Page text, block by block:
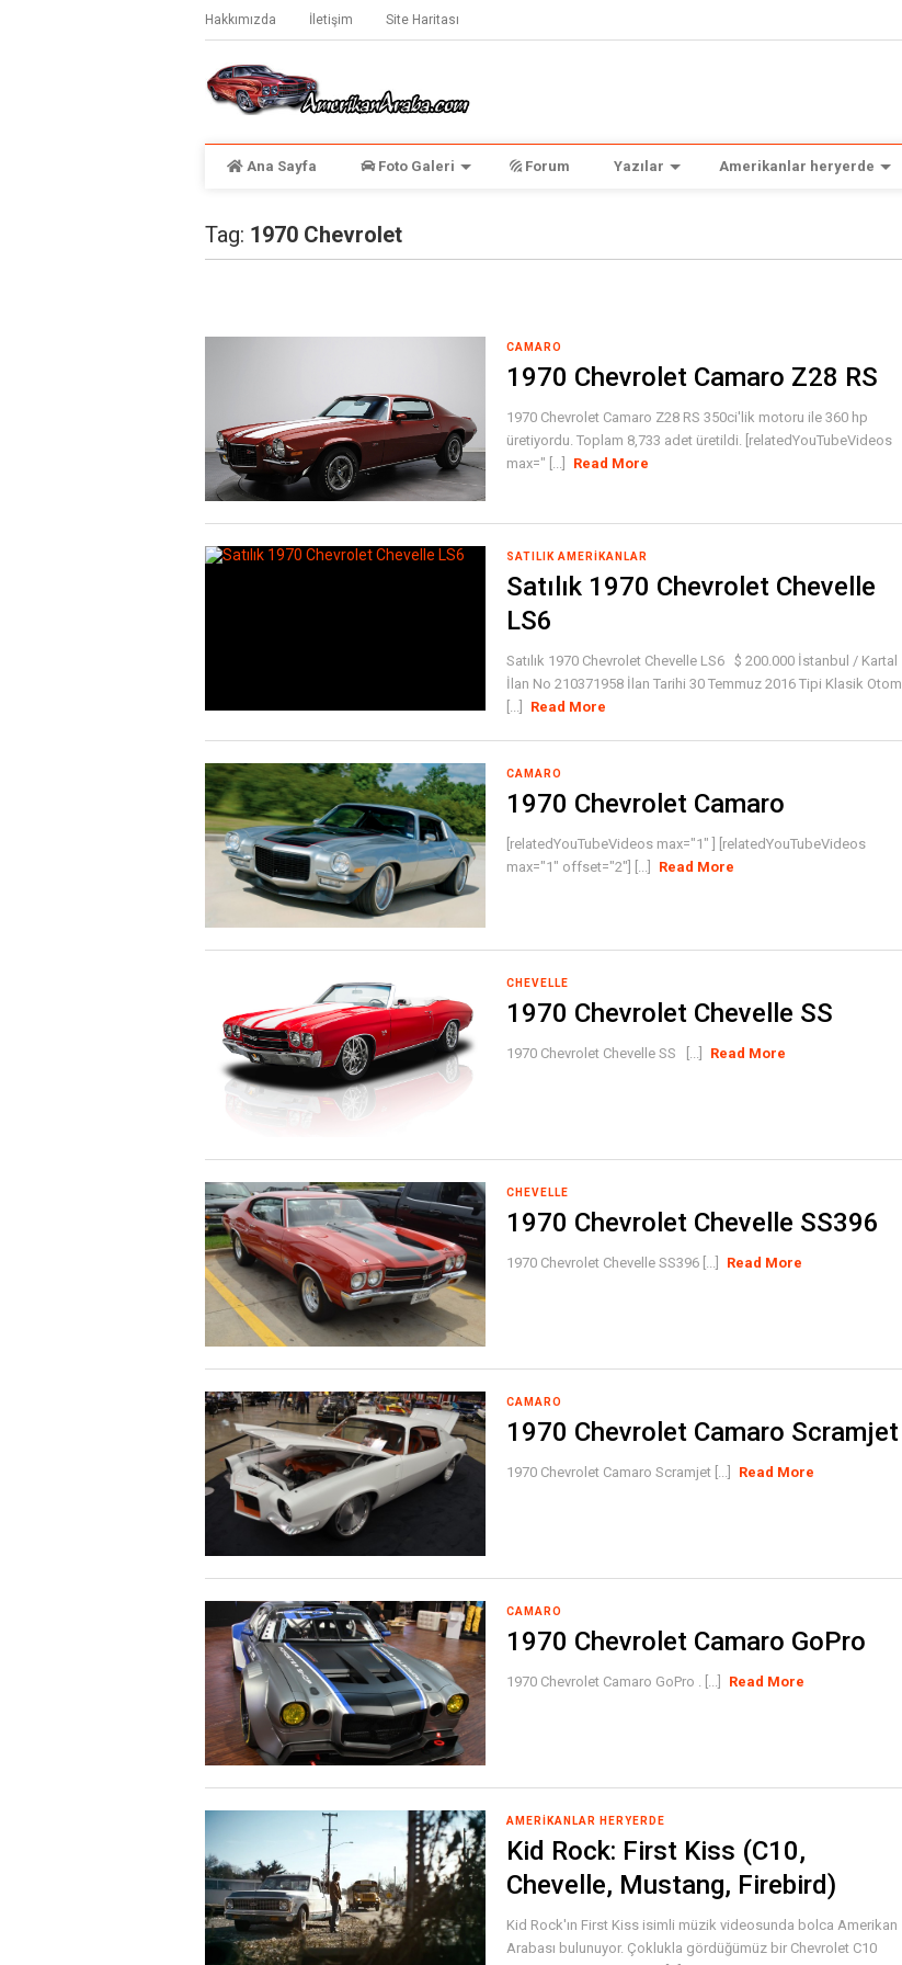
Hakkımızda İletişim Site Haritası
Ana Sayfa Foto Galeri Forum Yazılar Amerikanlar heryerde
Tag: 1970 Chevrolet
CAMARO
1970 Chevrolet Camaro Z28 RS
1970 Chevrolet Camaro Z28 RS 350ci'lik motoru ile 360 hp
üretiyordu. Toplam 8,733 adet üretildi. [relatedYouTubeVideos
max=" [...]
Read More
SATILIK AMERIKANLAR
Satılık 1970 Chevrolet Chevelle
LS6
Satılık 1970 Chevrolet Chevelle LS6 $ 200.000 İstanbul / Kartal
İlan No 210371958 İlan Tarihi 30 Temmuz 2016 Tipi Klasik Otom
[...]
Read More
CAMARO
1970 Chevrolet Camaro
[relatedYouTubeVideos max="1" ] [relatedYouTubeVideos
max="1" offset="2"] [...]
Read More
CHEVELLE
1970 Chevrolet Chevelle SS
1970 Chevrolet Chevelle SS [...] Read More
CHEVELLE
1970 Chevrolet Chevelle SS396
1970 Chevrolet Chevelle SS396 [...] Read More
CAMARO
1970 Chevrolet Camaro Scramjet
1970 Chevrolet Camaro Scramjet [...] Read More
CAMARO
1970 Chevrolet Camaro GoPro
1970 Chevrolet Camaro GoPro . [...] Read More
AMERIKANLAR HERYERDE
Kid Rock: First Kiss (C10,
Chevelle, Mustang, Firebird)
Kid Rock'ın First Kiss isimli müzik videosunda bolca Amerikan
Arabası bulunuyor. Çoklukla gördüğümüz bir Chevrolet C10